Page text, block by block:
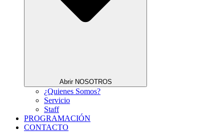
Abrir NOSOTROS
¿Quienes Somos?
Servicio
Staff
PROGRAMACIÓN
CONTACTO